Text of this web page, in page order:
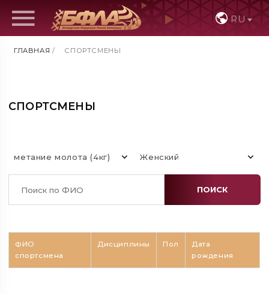
RU
ГЛАВНАЯ / СПОРТСМЕНЫ
СПОРТСМЕНЫ
метание молота (4кг) Женский
ПОИСК
ФИО
спортсмена
Дисциплины Пол
Дата
рождения